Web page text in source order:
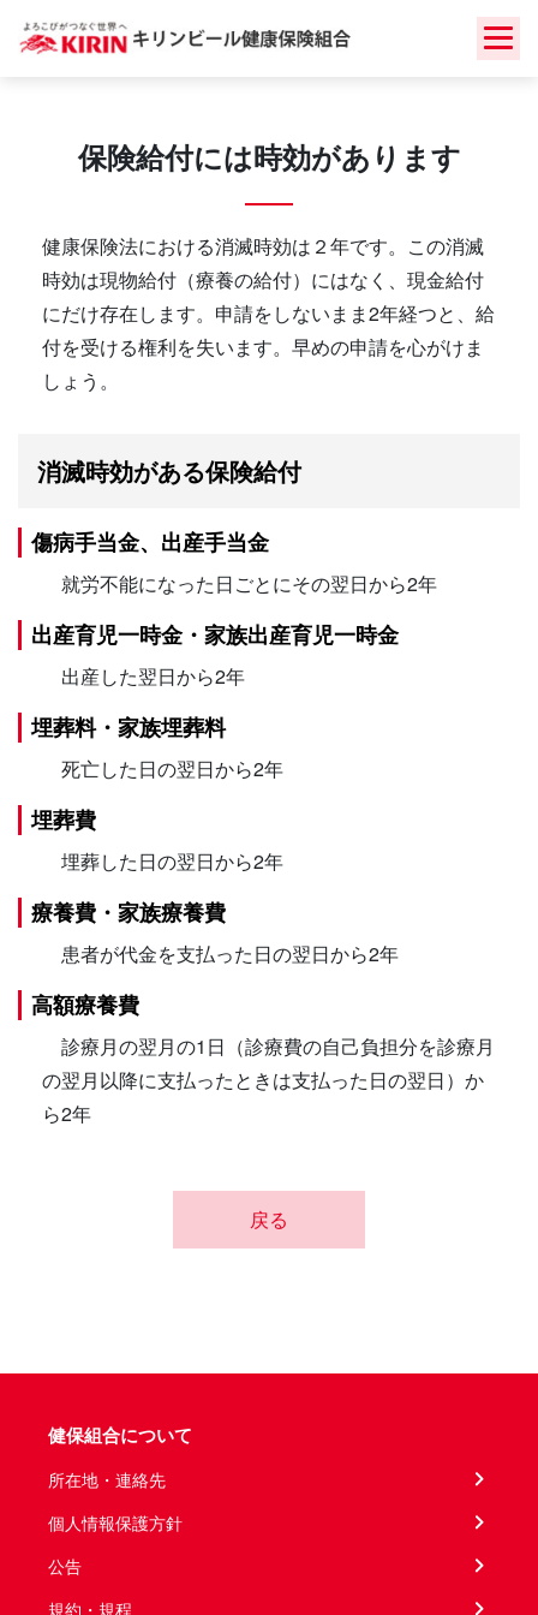
保険給付には時効があります
健康保険法における消滅時効は２年です。この消滅
時効は現物給付（療養の給付）にはなく、現金給付
にだけ存在します。申請をしないまま2年経つと、給
付を受ける権利を失います。早めの申請を心がけま
しょう。
消滅時効がある保険給付
傷病手当金、出産手当金
就労不能になった日ごとにその翌日から2年
出産育児一時金・家族出産育児一時金
出産した翌日から2年
埋葬料・家族埋葬料
死亡した日の翌日から2年
埋葬費
埋葬した日の翌日から2年
療養費・家族療養費
患者が代金を支払った日の翌日から2年
高額療養費
診療月の翌月の1日（診療費の自己負担分を診療月
の翌月以降に支払ったときは支払った日の翌日）か
ら2年
戻る
健保組合について
所在地・連絡先
個人情報保護方針
公告
規約・規程